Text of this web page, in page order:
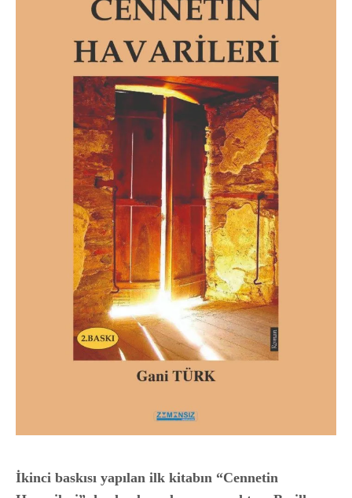
İkinci baskısı yapılan ilk kitabın “Cennetin